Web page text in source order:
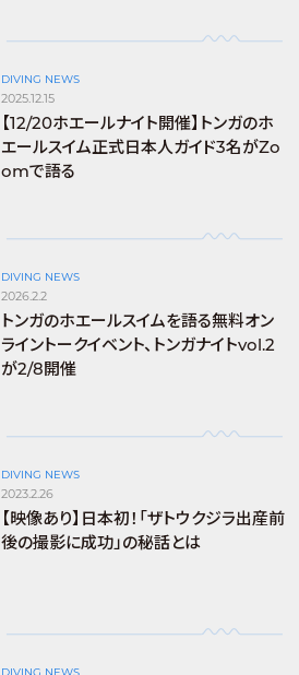
DIVING NEWS
2025.12.15
【12/20ホエールナイト開催】トンガのホ
エールスイム正式日本人ガイド3名がZo
omで語る
DIVING NEWS
2026.2.2
トンガのホエールスイムを語る無料オン
ライントークイベント、トンガナイトvol.2
が2/8開催
DIVING NEWS
2023.2.26
【映像あり】日本初！「ザトウクジラ出産前
後の撮影に成功」の秘話とは
DIVING NEWS